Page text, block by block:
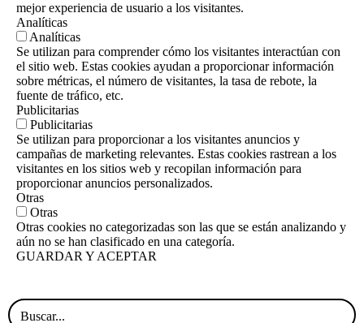
mejor experiencia de usuario a los visitantes.
Analíticas
Analíticas
Se utilizan para comprender cómo los visitantes interactúan con
el sitio web. Estas cookies ayudan a proporcionar información
sobre métricas, el número de visitantes, la tasa de rebote, la
fuente de tráfico, etc.
Publicitarias
Publicitarias
Se utilizan para proporcionar a los visitantes anuncios y
campañas de marketing relevantes. Estas cookies rastrean a los
visitantes en los sitios web y recopilan información para
proporcionar anuncios personalizados.
Otras
Otras
Otras cookies no categorizadas son las que se están analizando y
aún no se han clasificado en una categoría.
GUARDAR Y ACEPTAR